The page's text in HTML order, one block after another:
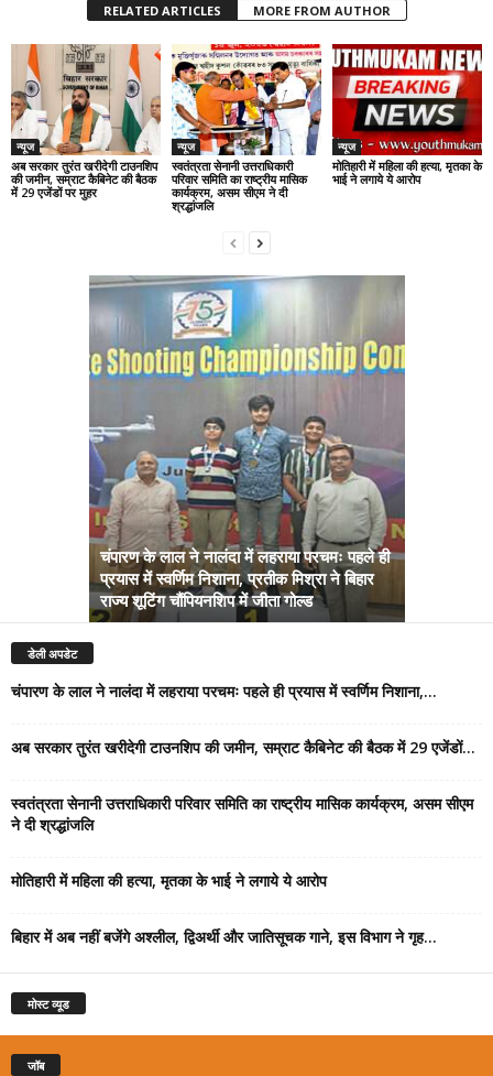
RELATED ARTICLES MORE FROM AUTHOR
न्यूज
अब सरकार तुरंत खरीदेगी टाउनशिप
की जमीन, सम्राट कैबिनेट की बैठक
में 29 एजेंडों पर मुहर
न्यूज
स्वतंत्रता सेनानी उत्तराधिकारी
परिवार समिति का राष्ट्रीय मासिक
कार्यक्रम, असम सीएम ने दी
श्रद्धांजलि
न्यूज
मोतिहारी में महिला की हत्या, मृतका के
भाई ने लगाये ये आरोप
चंपारण के लाल ने नालंदा में लहराया परचमः पहले ही
प्रयास में स्वर्णिम निशाना, प्रतीक मिश्रा ने बिहार
राज्य शूटिंग चौंपियनशिप में जीता गोल्ड
डेली अपडेट
चंपारण के लाल ने नालंदा में लहराया परचमः पहले ही प्रयास में स्वर्णिम निशाना,...
अब सरकार तुरंत खरीदेगी टाउनशिप की जमीन, सम्राट कैबिनेट की बैठक में 29 एजेंडों...
स्वतंत्रता सेनानी उत्तराधिकारी परिवार समिति का राष्ट्रीय मासिक कार्यक्रम, असम सीएम
ने दी श्रद्धांजलि
मोतिहारी में महिला की हत्या, मृतका के भाई ने लगाये ये आरोप
बिहार में अब नहीं बजेंगे अश्लील, द्विअर्थी और जातिसूचक गाने, इस विभाग ने गृह...
मोस्ट व्यूड
जॉब